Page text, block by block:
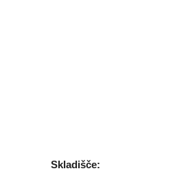
Skladišče: